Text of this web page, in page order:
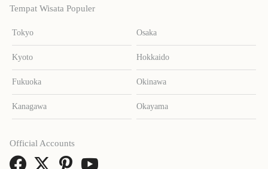
Tempat Wisata Populer
Tokyo Osaka
Kyoto Hokkaido
Fukuoka Okinawa
Kanagawa Okayama
Official Accounts